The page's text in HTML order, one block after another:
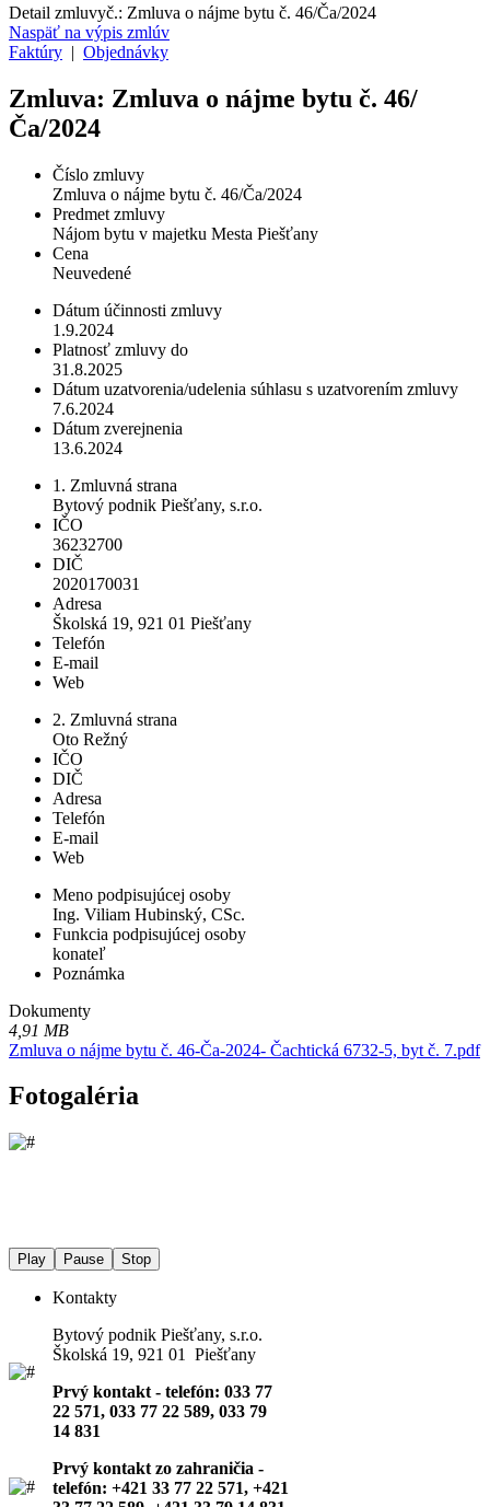
Detail zmluvyč.: Zmluva o nájme bytu č. 46/Ča/2024
Naspäť na výpis zmlúv
Faktúry | Objednávky
Zmluva: Zmluva o nájme bytu č. 46/
Ča/2024
Číslo zmluvy
Zmluva o nájme bytu č. 46/Ča/2024
Predmet zmluvy
Nájom bytu v majetku Mesta Piešťany
Cena
Neuvedené
Dátum účinnosti zmluvy
1.9.2024
Platnosť zmluvy do
31.8.2025
Dátum uzatvorenia/udelenia súhlasu s uzatvorením zmluvy
7.6.2024
Dátum zverejnenia
13.6.2024
1. Zmluvná strana
Bytový podnik Piešťany, s.r.o.
IČO
36232700
DIČ
2020170031
Adresa
Školská 19, 921 01 Piešťany
Telefón
E-mail
Web
2. Zmluvná strana
Oto Režný
IČO
DIČ
Adresa
Telefón
E-mail
Web
Meno podpisujúcej osoby
Ing. Viliam Hubinský, CSc.
Funkcia podpisujúcej osoby
konateľ
Poznámka
Dokumenty
4,91 MB
Zmluva o nájme bytu č. 46-Ča-2024- Čachtická 6732-5, byt č. 7.pdf
Fotogaléria
Play Pause Stop
Kontakty
Bytový podnik Piešťany, s.r.o.
Školská 19, 921 01 Piešťany
Prvý kontakt - telefón: 033 77
22 571, 033 77 22 589, 033 79
14 831
Prvý kontakt zo zahraničia -
telefón: +421 33 77 22 571, +421